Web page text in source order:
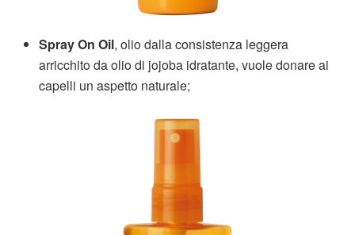
Spray On Oil, olio dalla consistenza leggera
arricchito da olio di jojoba idratante, vuole donare ai
capelli un aspetto naturale;